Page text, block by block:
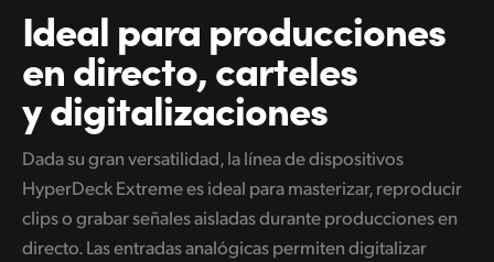
Ideal para producciones
en directo, carteles
y digitalizaciones
Dada su gran versatilidad, la línea de dispositivos
HyperDeck Extreme es ideal para masterizar, reproducir
clips o grabar señales aisladas durante producciones en
directo. Las entradas analógicas permiten digitalizar